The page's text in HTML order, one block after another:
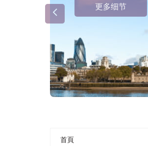
更多细节
首頁